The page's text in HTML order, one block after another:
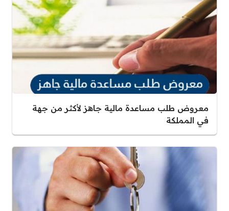
معروض طلب مساعدة مالية جاهز لأكثر من جهة
في المملكة